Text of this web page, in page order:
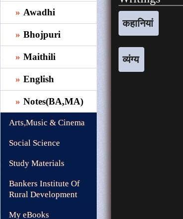
Awadhi
Bhojpuri
Maithili
English
Notes(BA,MA)
Arts,Music & Cinema
Social Science
Study Materials
Bankers Institute Of
Rural Development
My eBooks
कहानियां
व्यंग्य